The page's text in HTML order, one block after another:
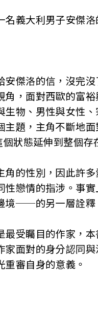
義大利男子安傑洛
傑洛的信，沒完
，面對西歐的富
物、男性與女性
題，主角不斷地
狀態延伸到整個存
的性別，因此許
戀情的指涉。事
──的另一層詮釋
受矚目的作家，
面對的身分認同
審自身的意義。